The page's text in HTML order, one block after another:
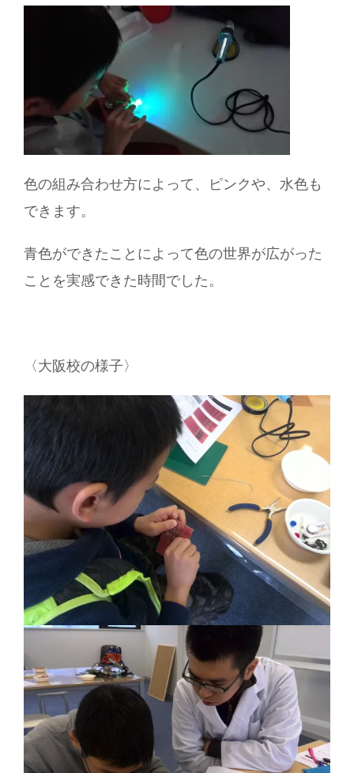
色の組み合わせ方によって、ピンクや、水色も
できます。
青色ができたことによって色の世界が広がった
ことを実感できた時間でした。
〈大阪校の様子〉